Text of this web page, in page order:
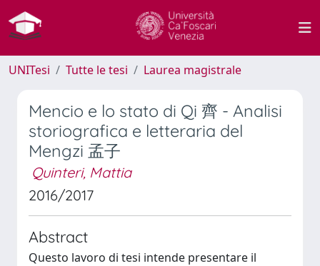
UNITesi Tutte le tesi Laurea magistrale
Mencio e lo stato di Qi 齊 - Analisi
storiografica e letteraria del
Mengzi 孟子
Quinteri, Mattia
2016/2017
Abstract
Questo lavoro di tesi intende presentare il